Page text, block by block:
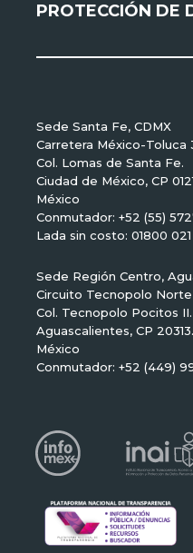
PROTECCIÓN DE
Sede Santa Fe, CDMX
Carretera México-Toluca
Col. Lomas de Santa Fe.
Ciudad de México, CP
México
Conmutador: +52 (55)
Lada sin costo: 01800
Sede Región Centro,
Circuito Tecnopolo Norte
Col. Tecnopolo Pocitos II.
Aguascalientes, CP 20313.
México
Conmutador: +52 (449)